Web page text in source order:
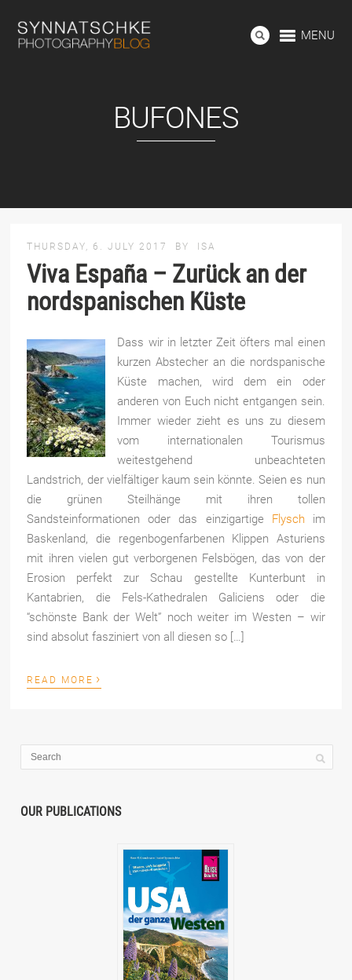
MENU
BUFONES
THURSDAY, 6. JULY 2017 BY ISA
Viva España – Zurück an der
nordspanischen Küste
Dass wir in letzter Zeit öfters mal einen
kurzen Abstecher an die nordspanische
Küste machen, wird dem ein oder
anderen von Euch nicht entgangen sein.
Immer wieder zieht es uns zu diesem
vom internationalen Tourismus
weitestgehend unbeachteten
Landstrich, der vielfältiger kaum sein könnte. Seien es nun
die grünen Steilhänge mit ihren tollen
Sandsteinformationen oder das einzigartige Flyschim
Baskenland, die regenbogenfarbenen Klippen Asturiens
mit ihren vielen gut verborgenen Felsbögen, das von der
Erosion perfekt zur Schau gestellte Kunterbunt in
Kantabrien, die Fels-Kathedralen Galiciens oder die
“schönste Bank der Welt” noch weiter im Westen – wir
sind absolut fasziniert von all diesen so […]
READ MORE ›
OUR PUBLICATIONS